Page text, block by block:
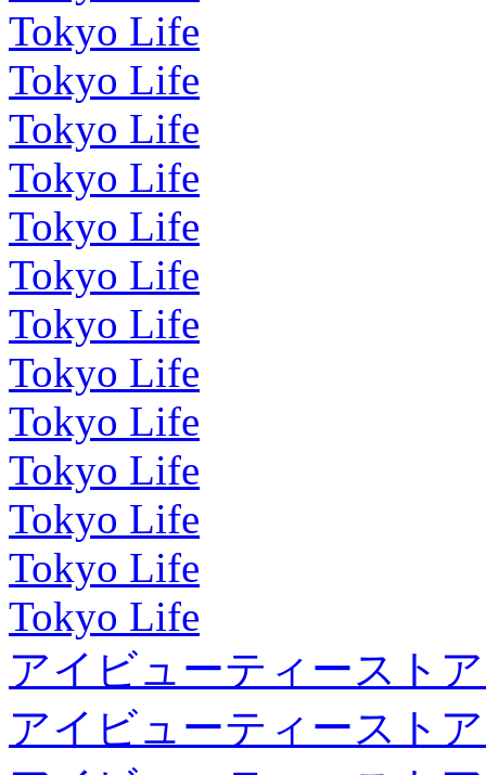
Tokyo Life
Tokyo Life
Tokyo Life
Tokyo Life
Tokyo Life
Tokyo Life
Tokyo Life
Tokyo Life
Tokyo Life
Tokyo Life
Tokyo Life
Tokyo Life
Tokyo Life
アイビューティースト
アイビューティースト